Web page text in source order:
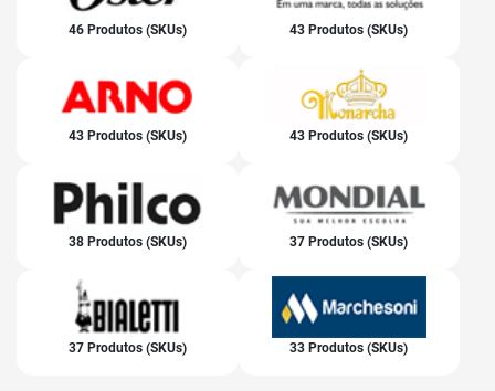
46 Produtos (SKUs) 43 Produtos (SKUs)
43 Produtos (SKUs) 43 Produtos (SKUs)
38 Produtos (SKUs) 37 Produtos (SKUs)
37 Produtos (SKUs) 33 Produtos (SKUs)